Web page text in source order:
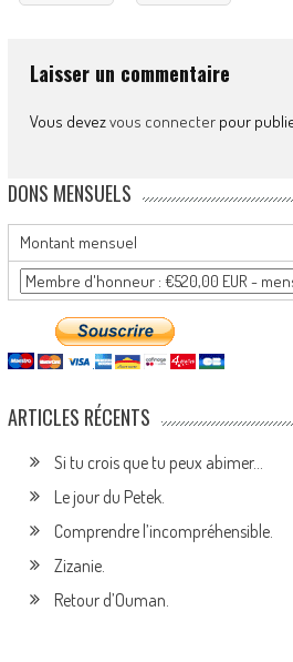
Laisser un commentaire
Vous devezvous connecterpour
DONS MENSUELS
Montant mensuel
ARTICLES RÉCENTS
Si tu crois que tu peux abimer…
Le jour du Petek.
Comprendre l’incompréhensible.
Zizanie.
Retour d’Ouman.